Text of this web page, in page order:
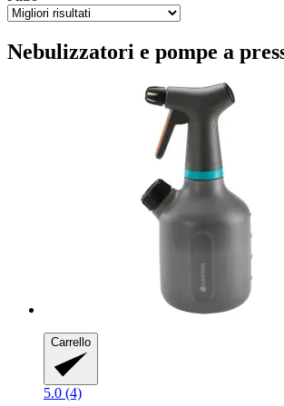
Nebulizzatori e pompe a
Carrello
5.0 (4)